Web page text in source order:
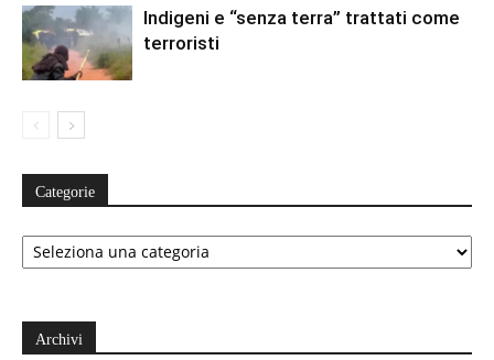
Indigeni e “senza terra” trattati come
terroristi
Categorie
Categorie
Archivi